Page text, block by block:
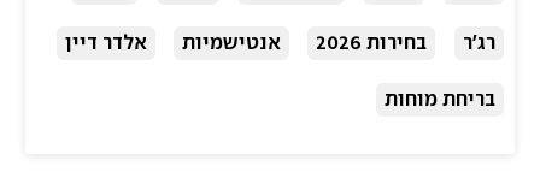
רג'ר בחירות 2026 אנטישמיות אלדר דיין
בריחת מוחות